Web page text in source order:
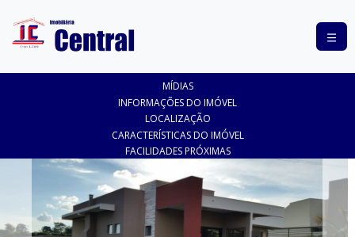
COMPRAR
LANÇAMENTOS
ANUNCIE
SEU
IMÓVEL
MÍDIAS
INFORMAÇÕES DO IMÓVEL
LOCALIZAÇÃO
CARACTERÍSTICAS DO IMÓVEL
FACILIDADES PRÓXIMAS